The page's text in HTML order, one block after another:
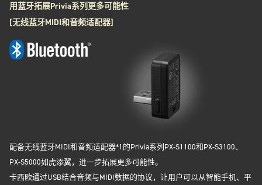
用蓝牙拓展Privia系列更多可能性
[无线蓝牙MIDI和音频适配器]
配备无线蓝牙MIDI和音频适配器*1的Privia系列PX-S1100和PX-S3100、
PX-S5000如虎添翼，进一步拓展更多可能性。
卡西欧通过USB结合音频与MIDI数据的协议，让用户可以从智能手机、平